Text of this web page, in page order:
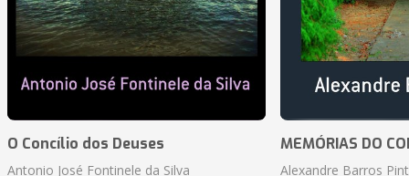
O Concílio dos Deuses
Antonio José Fontinele da Silva
MEMÓRIAS DO
Alexandre Barros